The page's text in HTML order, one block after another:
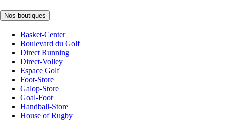
Nos boutiques
Basket-Center
Boulevard du Golf
Direct Running
Direct-Volley
Espace Golf
Foot-Store
Galop-Store
Goal-Foot
Handball-Store
House of Rugby